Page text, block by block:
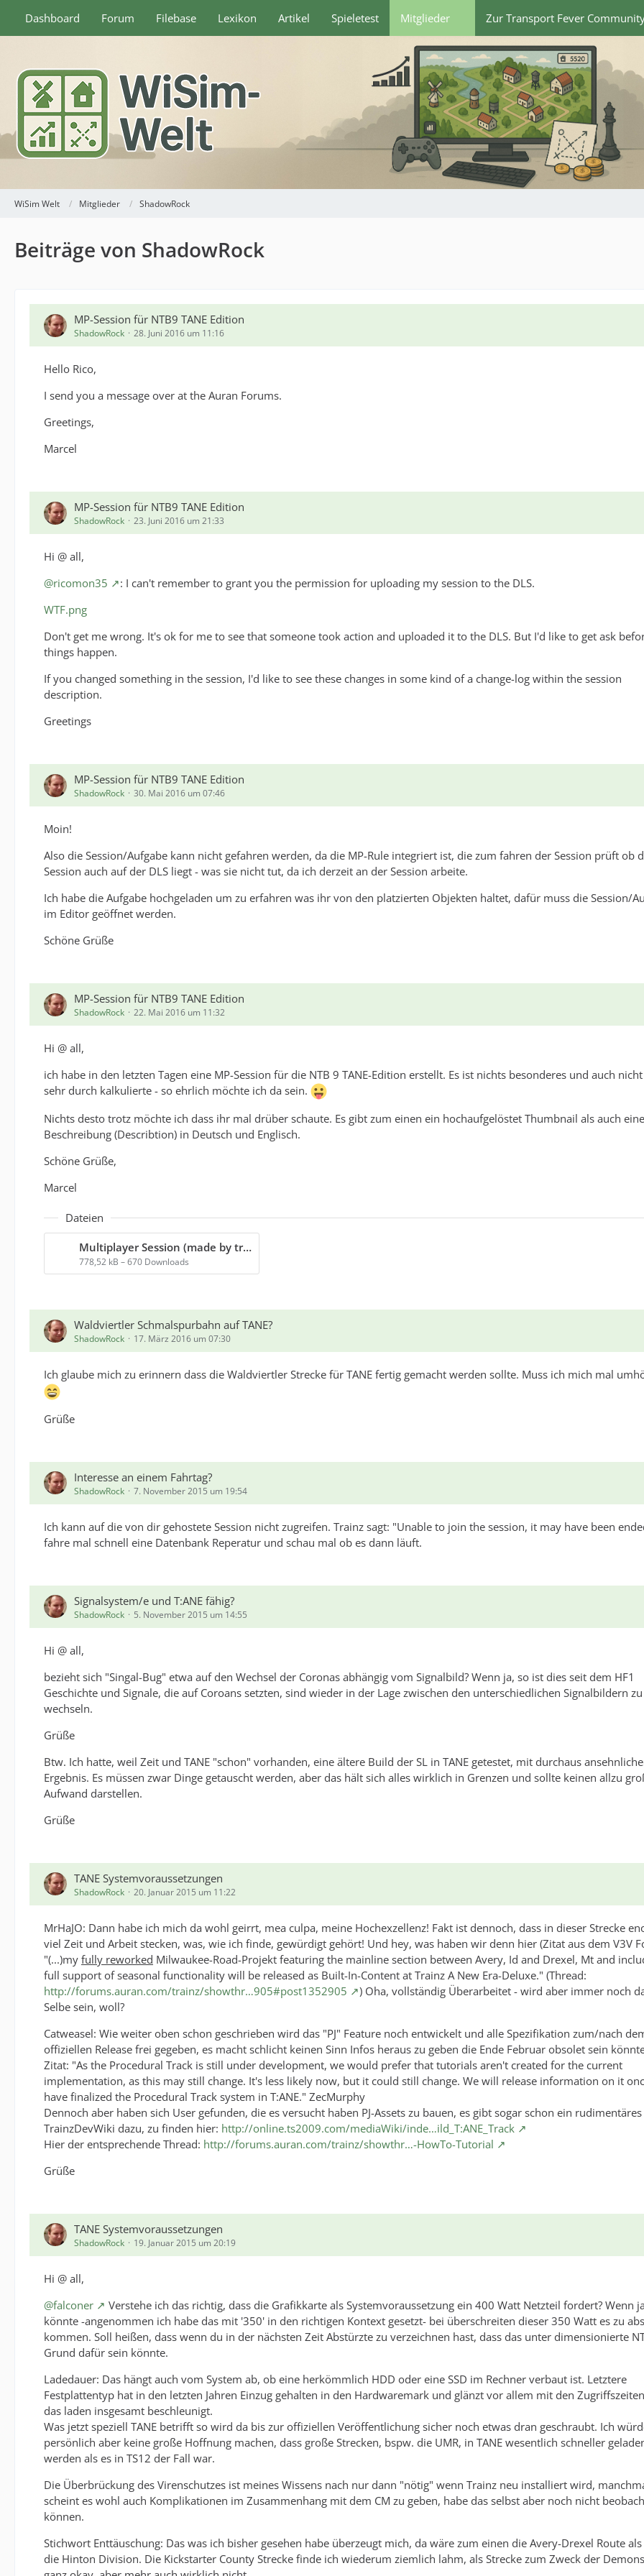
Dashboard Forum Filebase Lexikon Artikel Spieletest Mitglieder Zur Transport Fever
WiSim Welt Mitglieder ShadowRock
Beiträge von ShadowRock
MP-Session für NTB9 TANE Edition
ShadowRock 28. Juni 2016 um 11:16
Hello Rico,
I send you a message over at the Auran Forums.
Greetings,
Marcel
MP-Session für NTB9 TANE Edition
ShadowRock 23. Juni 2016 um 21:33
Hi @ all,
@ricomon35
: I can't remember to grant you the permission for uploading my session to the DLS.
WTF.png
Don't get me wrong. It's ok for me to see that someone took action and uploaded it to the DLS. But I'd like to get ask
things happen.
If you changed something in the session, I'd like to see these changes in some kind of a change-log within the session
description.
Greetings
MP-Session für NTB9 TANE Edition
ShadowRock 30. Mai 2016 um 07:46
Moin!
Also die Session/Aufgabe kann nicht gefahren werden, da die MP-Rule integriert ist, die zum fahren der Session prüft ob
Session auch auf der DLS liegt - was sie nicht tut, da ich derzeit an der Session arbeite.
Ich habe die Aufgabe hochgeladen um zu erfahren was ihr von den platzierten Objekten haltet, dafür muss die Session/
im Editor geöffnet werden.
Schöne Grüße
MP-Session für NTB9 TANE Edition
ShadowRock 22. Mai 2016 um 11:32
Hi @ all,
ich habe in den letzten Tagen eine MP-Session für die NTB 9 TANE-Edition erstellt. Es ist nichts besonderes und auch
sehr durch kalkulierte - so ehrlich möchte ich da sein.
Nichts desto trotz möchte ich dass ihr mal drüber schaute. Es gibt zum einen ein hochaufgelöstet Thumbnail als auch eine
Beschreibung (Describtion) in Deutsch und Englisch.
Schöne Grüße,
Marcel
Dateien
Multiplayer Session (made by trainz-multiplayer.cdp
778,52 kB – 670 Downloads
Waldviertler Schmalspurbahn auf TANE?
ShadowRock 17. März 2016 um 07:30
Ich glaube mich zu erinnern dass die Waldviertler Strecke für TANE fertig gemacht werden sollte. Muss ich mich mal
Grüße
Interesse an einem Fahrtag?
ShadowRock 7. November 2015 um 19:54
Ich kann auf die von dir gehostete Session nicht zugreifen. Trainz sagt: "Unable to join the session, it may have been
fahre mal schnell eine Datenbank Reperatur und schau mal ob es dann läuft.
Signalsystem/e und T:ANE fähig?
ShadowRock 5. November 2015 um 14:55
Hi @ all,
bezieht sich "Singal-Bug" etwa auf den Wechsel der Coronas abhängig vom Signalbild? Wenn ja, so ist dies seit dem HF1
Geschichte und Signale, die auf Coroans setzten, sind wieder in der Lage zwischen den unterschiedlichen Signalbildern zu
wechseln.
Grüße
Btw. Ich hatte, weil Zeit und TANE "schon" vorhanden, eine ältere Build der SL in TANE getestet, mit durchaus
Ergebnis. Es müssen zwar Dinge getauscht werden, aber das hält sich alles wirklich in Grenzen und sollte keinen allzu
Aufwand darstellen.
Grüße
TANE Systemvoraussetzungen
ShadowRock 20. Januar 2015 um 11:22
MrHaJO: Dann habe ich mich da wohl geirrt, mea culpa, meine Hochexzellenz! Fakt ist dennoch, dass in dieser Strecke
viel Zeit und Arbeit stecken, was, wie ich finde, gewürdigt gehört! Und hey, was haben wir denn hier (Zitat aus dem V3V
"(...)my fully reworked Milwaukee-Road-Projekt featuring the mainline section between Avery, Id and Drexel, Mt and
full support of seasonal functionality will be released as Built-In-Content at Trainz A New Era-Deluxe." (Thread:
http://forums.auran.com/trainz/showthr…905#post1352905
) Oha, vollständig Überarbeitet - wird aber immer noch
Selbe sein, woll?
Catweasel: Wie weiter oben schon geschrieben wird das "PJ" Feature noch entwickelt und alle Spezifikation zum/nach
offiziellen Release frei gegeben, es macht schlicht keinen Sinn Infos heraus zu geben die Ende Februar obsolet sein
Zitat: "As the Procedural Track is still under development, we would prefer that tutorials aren't created for the current
implementation, as this may still change. It's less likely now, but it could still change. We will release information on it
have finalized the Procedural Track system in T:ANE." ZecMurphy
Dennoch aber haben sich User gefunden, die es versucht haben PJ-Assets zu bauen, es gibt sogar schon ein rudimentäres
TrainzDevWiki dazu, zu finden hier: http://online.ts2009.com/mediaWiki/inde…ild_T:ANE_Track
Hier der entsprechende Thread: http://forums.auran.com/trainz/showthr…-HowTo-Tutorial
Grüße
TANE Systemvoraussetzungen
ShadowRock 19. Januar 2015 um 20:19
Hi @ all,
@falconer
Verstehe ich das richtig, dass die Grafikkarte als Systemvoraussetzung ein 400 Watt Netzteil fordert? Wenn ja
könnte -angenommen ich habe das mit '350' in den richtigen Kontext gesetzt- bei überschreiten dieser 350 Watt es zu
kommen. Soll heißen, dass wenn du in der nächsten Zeit Abstürzte zu verzeichnen hast, dass das unter dimensionierte
Grund dafür sein könnte.
Ladedauer: Das hängt auch vom System ab, ob eine herkömmlich HDD oder eine SSD im Rechner verbaut ist. Letztere
Festplattentyp hat in den letzten Jahren Einzug gehalten in den Hardwaremark und glänzt vor allem mit den
das laden insgesamt beschleunigt.
Was jetzt speziell TANE betrifft so wird da bis zur offiziellen Veröffentlichung sicher noch etwas dran geschraubt. Ich
persönlich aber keine große Hoffnung machen, dass große Strecken, bspw. die UMR, in TANE wesentlich schneller
werden als es in TS12 der Fall war.
Die Überbrückung des Virenschutzes ist meines Wissens nach nur dann "nötig" wenn Trainz neu installiert wird,
scheint es wohl auch Komplikationen im Zusammenhang mit dem CM zu geben, habe das selbst aber noch nicht
können.
Stichwort Enttäuschung: Das was ich bisher gesehen habe überzeugt mich, da wäre zum einen die Avery-Drexel Route als
die Hinton Division. Die Kickstarter County Strecke finde ich wiederum ziemlich lahm, als Strecke zum Zweck der